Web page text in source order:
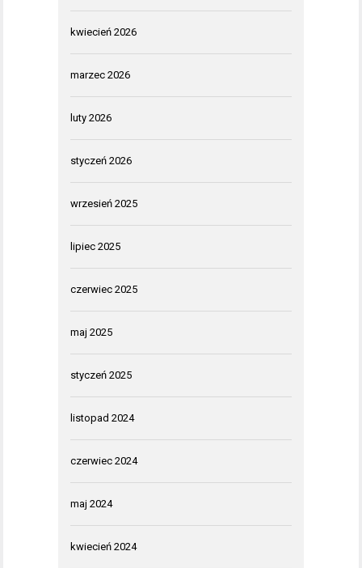
kwiecień 2026
marzec 2026
luty 2026
styczeń 2026
wrzesień 2025
lipiec 2025
czerwiec 2025
maj 2025
styczeń 2025
listopad 2024
czerwiec 2024
maj 2024
kwiecień 2024